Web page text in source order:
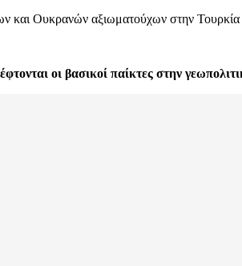
και Ουκρανών αξιωματούχων στην Τουρκία
οι βασικοί παίκτες στην